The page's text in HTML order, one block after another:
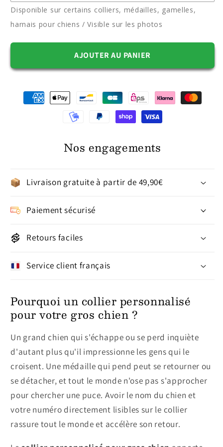
Disponible sur certains colliers, médailles, gamelles,
harnais pour chiens / Visible sur les photos
AJOUTER AU PANIER
Nos engagements
Livraison gratuite à partir de 49,90€
Paiement sécurisé
Retours faciles
Service client français
Pourquoi un collier personnalisé
pour votre gros chien ?
Un grand chien qui s'échappe ou se perd inquiète
d'autant plus qu'il impressionne les gens qui le
croisent. Une médaille qui pend peut se retourner ou
se détacher, et tout le monde n'ose pas s'approcher
pour chercher une puce. Avoir le nom du chien et
votre numéro directement lisibles sur le collier
rassure tout le monde et accélère son retour.